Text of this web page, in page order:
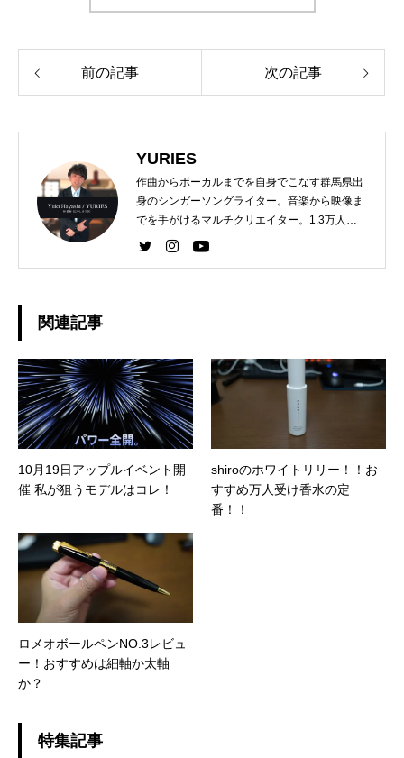
前の記事 次の記事
YURIES
作曲からボーカルまでを自身でこなす群馬県出
身のシンガーソングライター。音楽から映像ま
でを手がけるマルチクリエイター。1.3万人を
超えるYouTubeチャンネルを運営。
関連記事
10月19日アップルイベント開
催 私が狙うモデルはコレ！
shiroのホワイトリリー！！お
すすめ万人受け香水の定
番！！
ロメオボールペンNO.3レビュ
ー！おすすめは細軸か太軸
か？
特集記事